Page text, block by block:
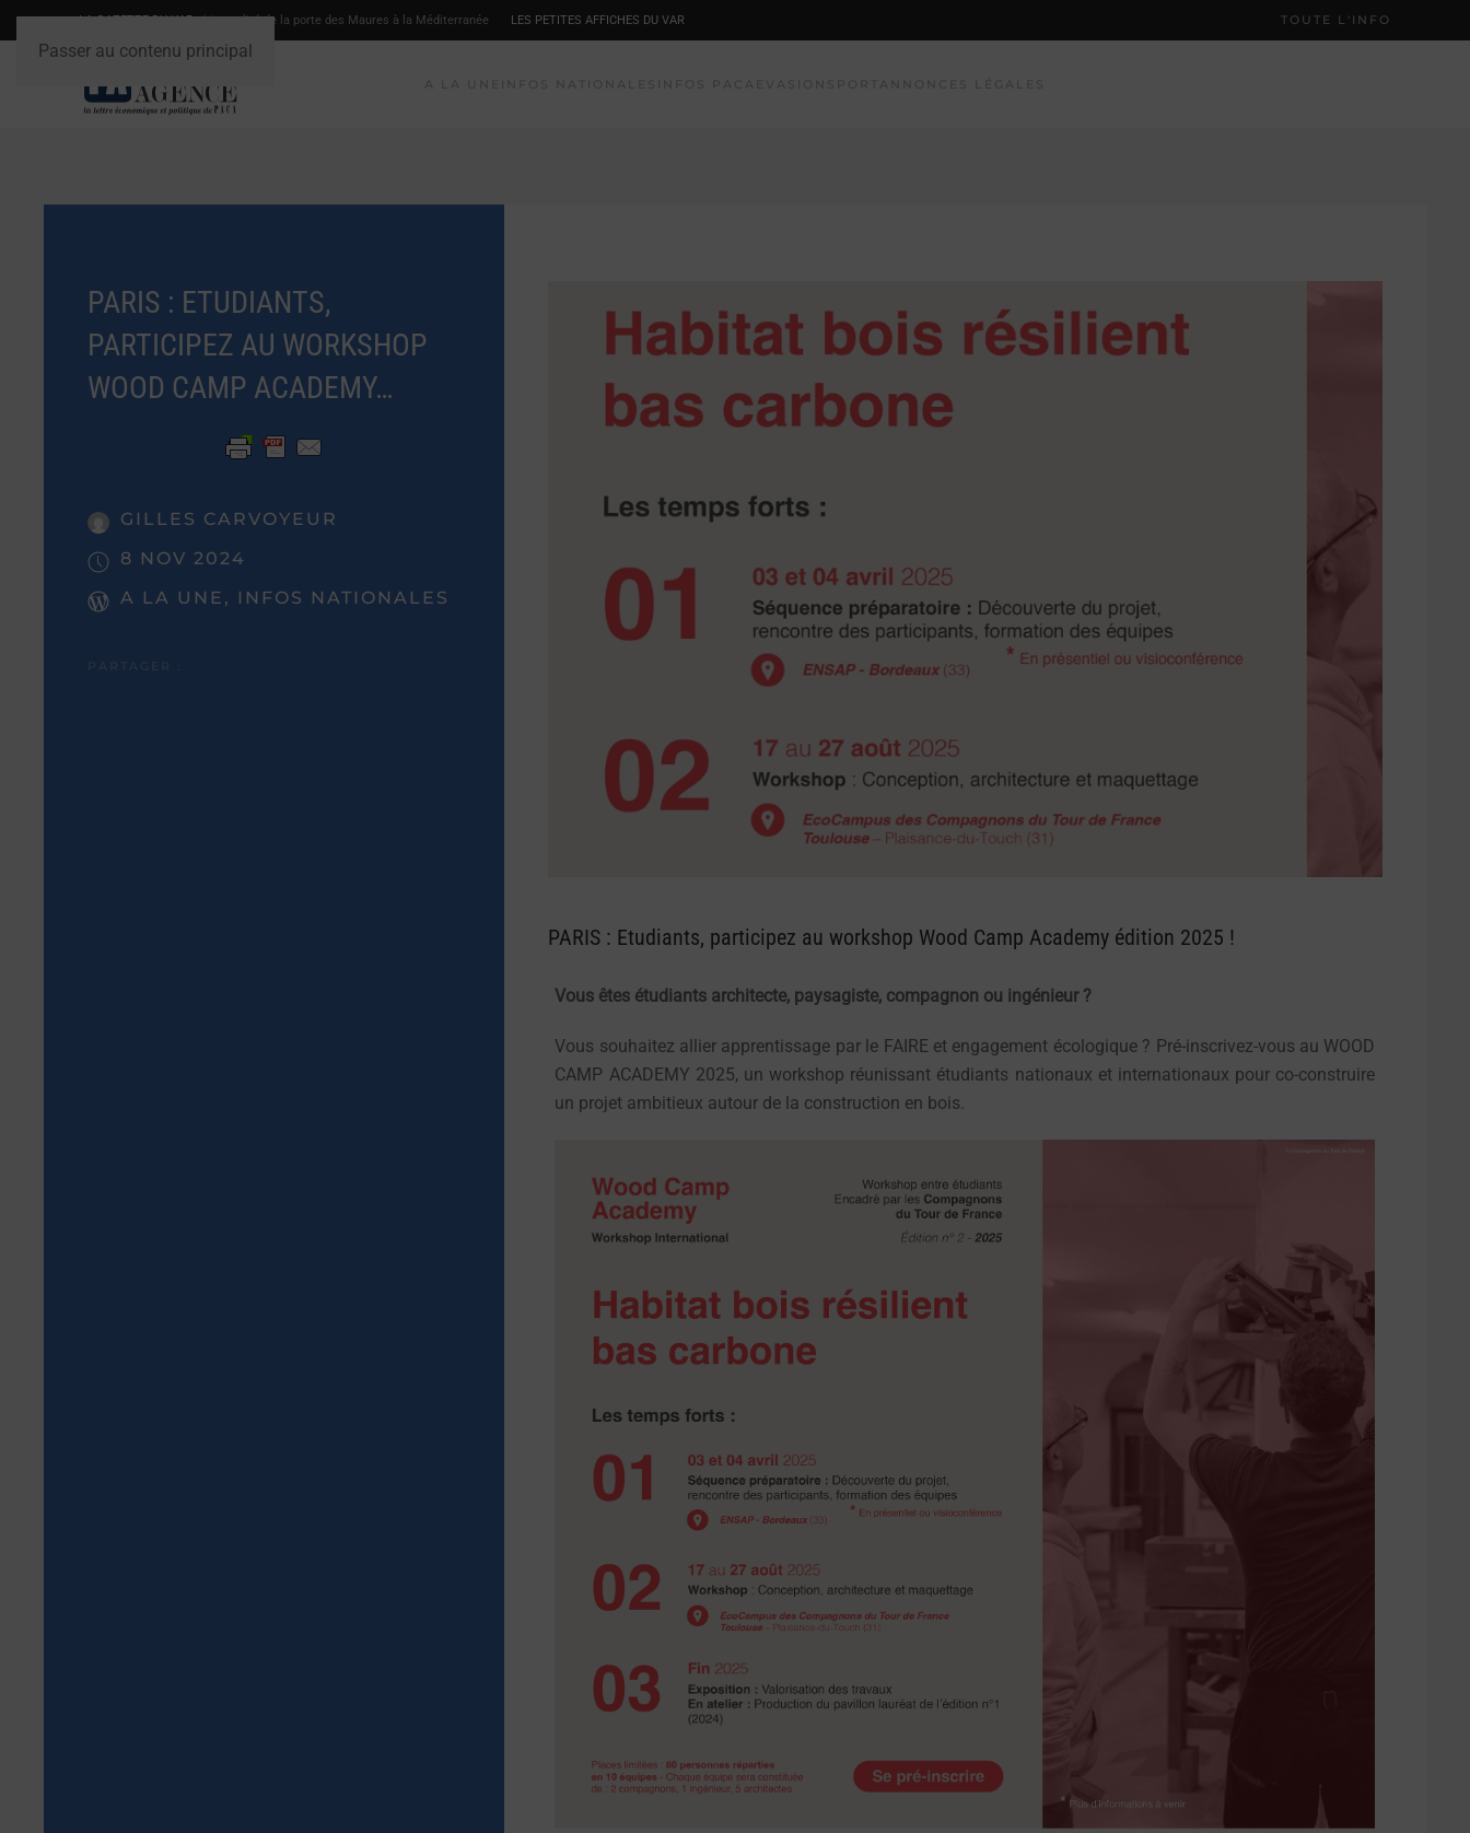
Passer au contenu principal
LA GAZETTE DU VAR- L'actualité de la porte des Maures à la Méditerranée LES PETITES AFFICHES DU VAR TOUTE L'INFO
PARIS : ETUDIANTS,
PARTICIPEZ AU WORKSHOP
WOOD CAMP ACADEMY…
GILLES CARVOYEUR
8 NOV 2024
A LA UNE, INFOS NATIONALES
PARIS : Etudiants, participez au workshop Wood Camp Academy édition 2025 !
Vous êtes étudiants architecte, paysagiste, compagnon ou ingénieur ?
Vous souhaitez allier apprentissage par le FAIRE et engagement écologique ? Pré-inscrivez-vous au WOOD
CAMP ACADEMY 2025, un workshop réunissant étudiants nationaux et internationaux pour co-construire
un projet ambitieux autour de la construction en bois.